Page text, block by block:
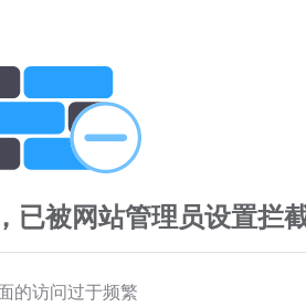
已被网站管理员设置拦
的访问过于频繁